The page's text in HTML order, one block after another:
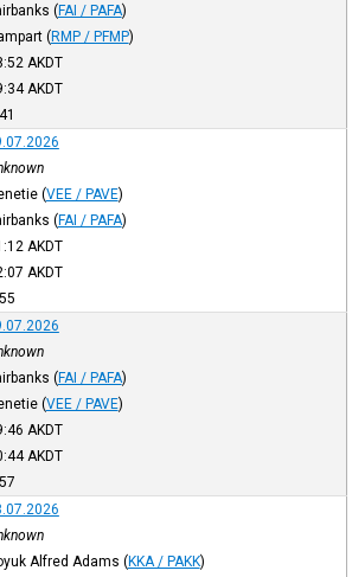
(FAI / PAFA)
(RMP / PFMP)
AKDT
AKDT
(VEE / PAVE)
(FAI / PAFA)
AKDT
AKDT
(FAI / PAFA)
(VEE / PAVE)
AKDT
AKDT
Alfred Adams (KKA / PAKK)